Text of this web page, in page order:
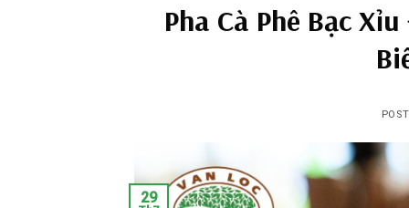
Pha Cà Phê Bạc
29